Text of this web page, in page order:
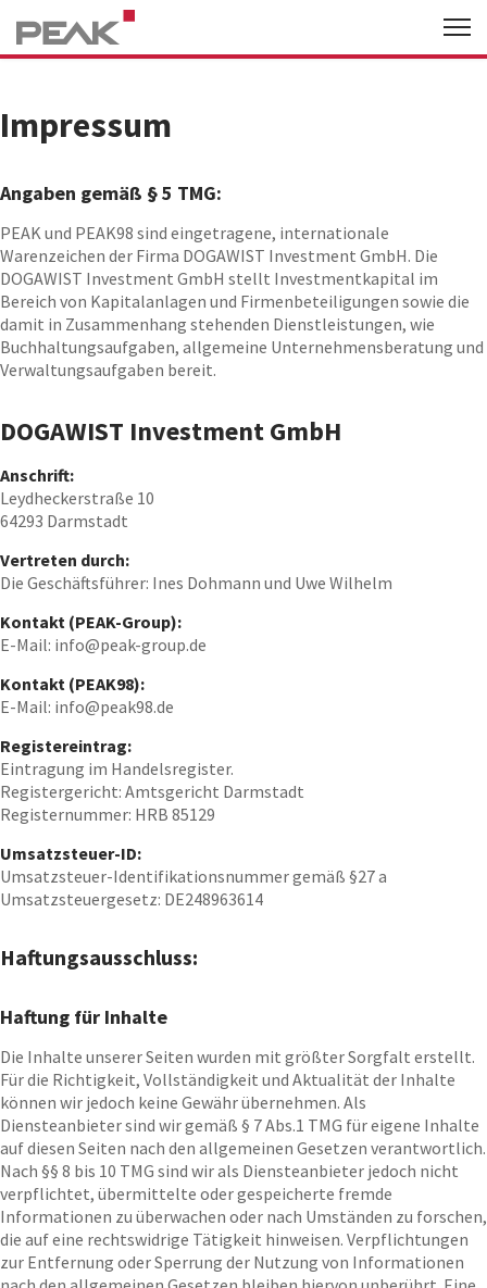
Impressum
Angaben gemäß § 5 TMG:
PEAK und PEAK98 sind eingetragene, internationale
Warenzeichen der Firma DOGAWIST Investment GmbH. Die
DOGAWIST Investment GmbH stellt Investmentkapital im
Bereich von Kapitalanlagen und Firmenbeteiligungen sowie die
damit in Zusammenhang stehenden Dienstleistungen, wie
Buchhaltungsaufgaben, allgemeine Unternehmensberatung und
Verwaltungsaufgaben bereit.
DOGAWIST Investment GmbH
Anschrift:
Leydheckerstraße 10
64293 Darmstadt
Vertreten durch:
Die Geschäftsführer: Ines Dohmann und Uwe Wilhelm
Kontakt (PEAK-Group):
E-Mail: info@peak-group.de
Kontakt (PEAK98):
E-Mail: info@peak98.de
Registereintrag:
Eintragung im Handelsregister.
Registergericht: Amtsgericht Darmstadt
Registernummer: HRB 85129
Umsatzsteuer-ID:
Umsatzsteuer-Identifikationsnummer gemäß §27 a
Umsatzsteuergesetz: DE248963614
Haftungsausschluss:
Haftung für Inhalte
Die Inhalte unserer Seiten wurden mit größter Sorgfalt erstellt.
Für die Richtigkeit, Vollständigkeit und Aktualität der Inhalte
können wir jedoch keine Gewähr übernehmen. Als
Diensteanbieter sind wir gemäß § 7 Abs.1 TMG für eigene Inhalte
auf diesen Seiten nach den allgemeinen Gesetzen verantwortlich.
Nach §§ 8 bis 10 TMG sind wir als Diensteanbieter jedoch nicht
verpflichtet, übermittelte oder gespeicherte fremde
Informationen zu überwachen oder nach Umständen zu forschen,
die auf eine rechtswidrige Tätigkeit hinweisen. Verpflichtungen
zur Entfernung oder Sperrung der Nutzung von Informationen